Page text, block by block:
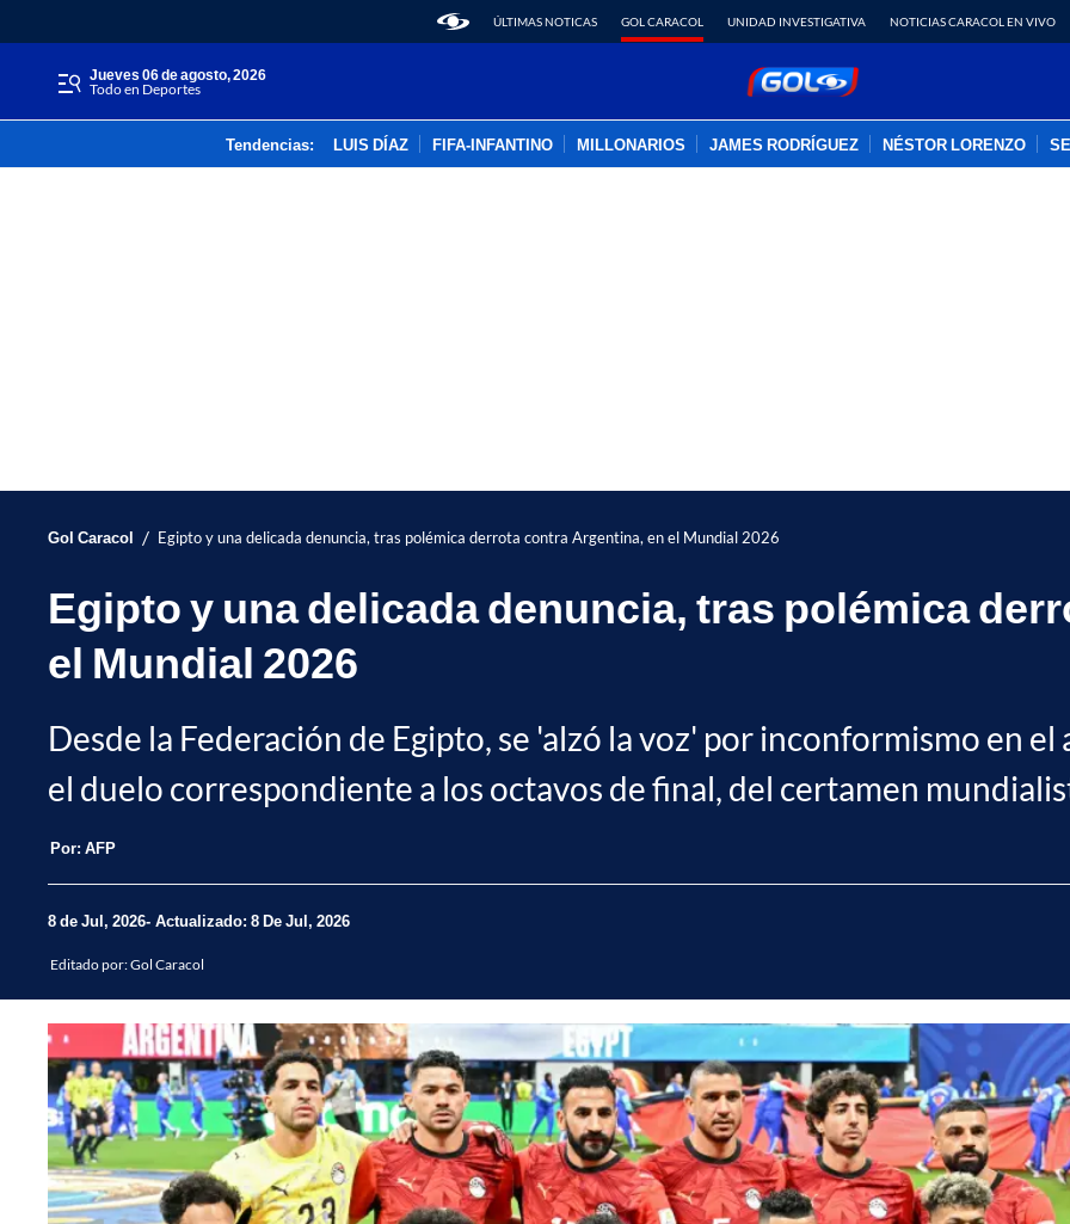
ÚLTIMAS NOTICAS GOL CARACOL UNIDAD INVESTIGATIVA NOTICIAS CARACOL EN VIVO
jueves 06 de agosto, 2026
Todo en Deportes
Tendencias: LUIS DÍAZ FIFA-INFANTINO MILLONARIOS JAMES RODRÍGUEZ NÉSTOR LORENZO
Gol Caracol / Egipto y una delicada denuncia, tras polémica derrota contra Argentina, en el Mundial 2026
Egipto y una delicada denuncia, tras polémica
el Mundial 2026
Desde la Federación de Egipto, se 'alzó la voz' por inconformismo en
el duelo correspondiente a los octavos de final, del certamen
Por: AFP
8 de Jul, 2026 Actualizado: 8 De Jul, 2026
Editado por:Gol Caracol